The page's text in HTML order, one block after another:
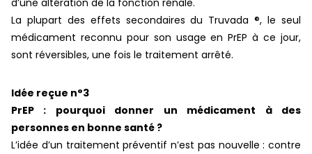
La plupart des effets secondaires du Truvada ®, le seul
médicament reconnu pour son usage en PrEP à ce jour,
sont réversibles, une fois le traitement arrêté.
Idée reçue n°3
PrEP : pourquoi donner un médicament à des
personnes en bonne santé ?
L’idée d’un traitement préventif n’est pas nouvelle : contre